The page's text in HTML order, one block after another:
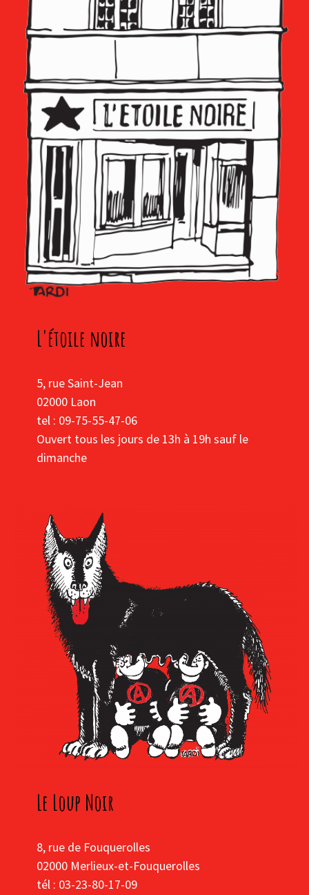
L'étoile noire
5, rue Saint-Jean
02000 Laon
tel : 09-75-55-47-06
Ouvert tous les jours de 13h à 19h sauf le
dimanche
Le Loup Noir
8, rue de Fouquerolles
02000 Merlieux-et-Fouquerolles
tél : 03-23-80-17-09